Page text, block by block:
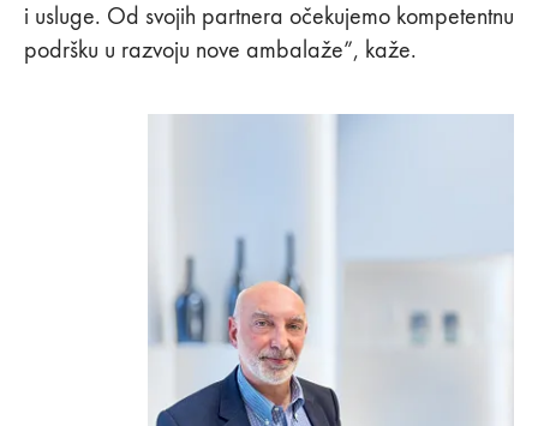
i usluge. Od svojih partnera očekujemo kompetentnu
podršku u razvoju nove ambalaže”, kaže.